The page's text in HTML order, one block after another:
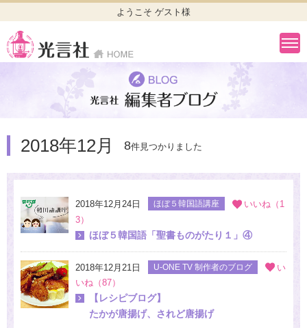
ようこそ ゲスト様
2018年12月 8件見つかりました
2018年12月24日 ほぼ５韓国語講座
いいね（1
3）
ほぼ５韓国語「聖書ものがたり１」④
2018年12月21日 U-ONE TV 制作者のブログ
い
いね（87）
【レシピブログ】
たかが唐揚げ、されど唐揚げ